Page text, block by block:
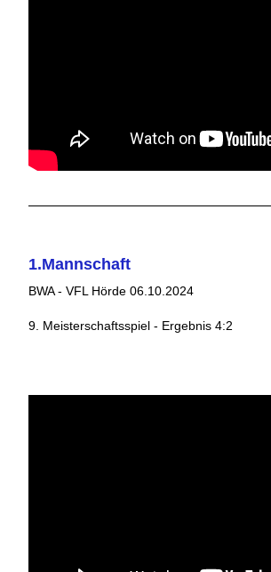
1.Mannschaft
BWA - VFL Hörde 06.10.2024
9. Meisterschaftsspiel - Ergebnis 4:2